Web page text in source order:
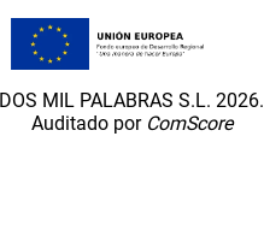
DOS MIL PALABRAS S.L. 2026.
Auditado por ComScore